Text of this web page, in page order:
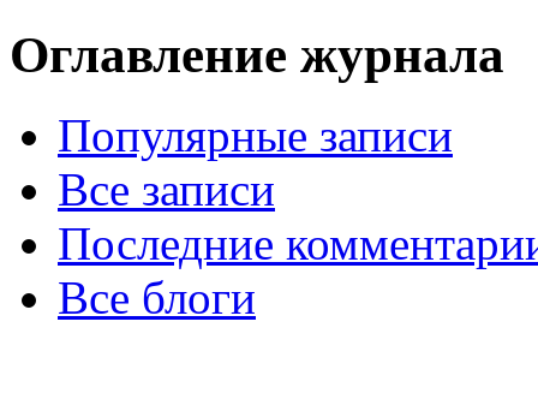
Оглавление журнала
Популярные записи
Все записи
Последние
Все блоги